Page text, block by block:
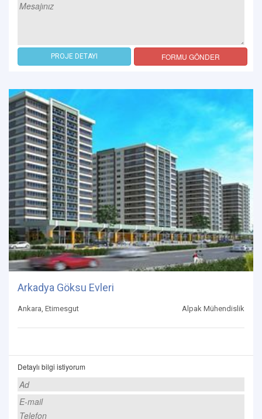
PROJE DETAYI FORMU GÖNDER
Arkadya Göksu Evleri
Ankara, Etimesgut Alpak Mühendislik
Detaylı bilgi istiyorum